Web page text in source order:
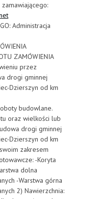
Administracja
ZAMÓWIENIA
przez
drogi gminnej
Dzierszyn od km
budowlane.
oraz wielkości lub
drogi gminnej
Dzierszyn od km
zakresem
-Koryta
dolna
-Warstwa górna
2) Nawierzchnia: